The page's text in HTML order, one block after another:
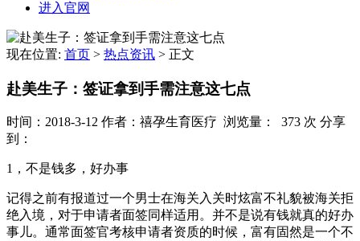
进入官网
现在位置: 首页 > 热点资讯 > 正文
赴美生子：签证拿到手需注意这七点
时间：2018-3-12 作者：禧孕生育医疗 浏览量： 373 次 分享
到：
1，不是钱多，好办事
记得之前有报道过一个男士在海关入关时炫富不礼貌被海关拒
绝入境，对于申请者面签同样适用。并不是说有钱就真的好办
事儿。通常面签官考核申请者资质的时候，富有固然是一个不